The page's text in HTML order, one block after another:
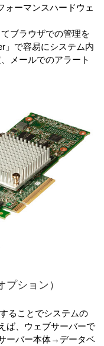
ォーマンスハードウェ
ブラウザでの管理を
」で容易にシステム内
メールでのアラート
ション）
ることでシステムの
ば、ウェブサーバーで
ーバー本体→データベ